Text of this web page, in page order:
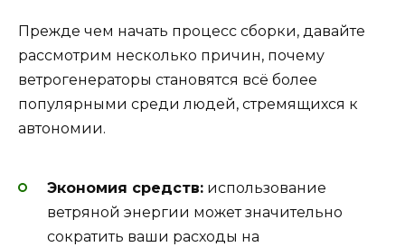
Прежде чем начать процесс сборки, давайте
рассмотрим несколько причин, почему
ветрогенераторы становятся всё более
популярными среди людей, стремящихся к
автономии.
Экономия средств: использование
ветряной энергии может значительно
сократить ваши расходы на